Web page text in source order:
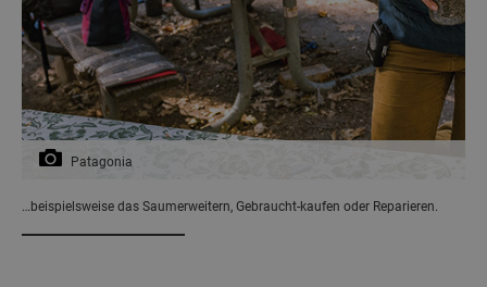
Patagonia
…beispielsweise das Saumerweitern, Gebraucht-kaufen oder Reparieren.